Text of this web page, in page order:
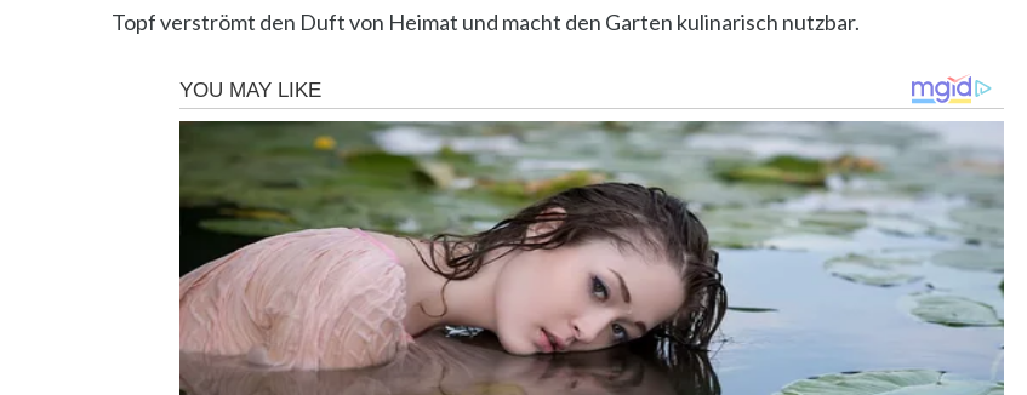
Topf verströmt den Duft von Heimat und macht den Garten kulinarisch nutzbar.